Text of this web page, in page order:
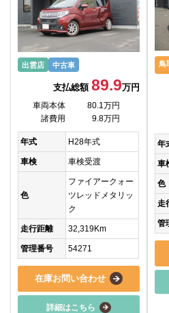
出雲店 中古車
支払総額 89.9万円
車両本体
80.1万円
諸費用
9.8万円
年式 H28年式
車検 車検受渡
色
ファイアークォー
ツレッドメタリッ
ク
走行距離 32,319Km
管理番号 54271
在庫お問い合わせ
詳細はこちら
鳥
年
車
色
走
管